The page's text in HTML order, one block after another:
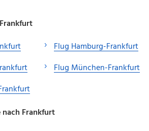
Flug Hamburg-Frankfurt
Flug München-Frankfurt
Frankfurt